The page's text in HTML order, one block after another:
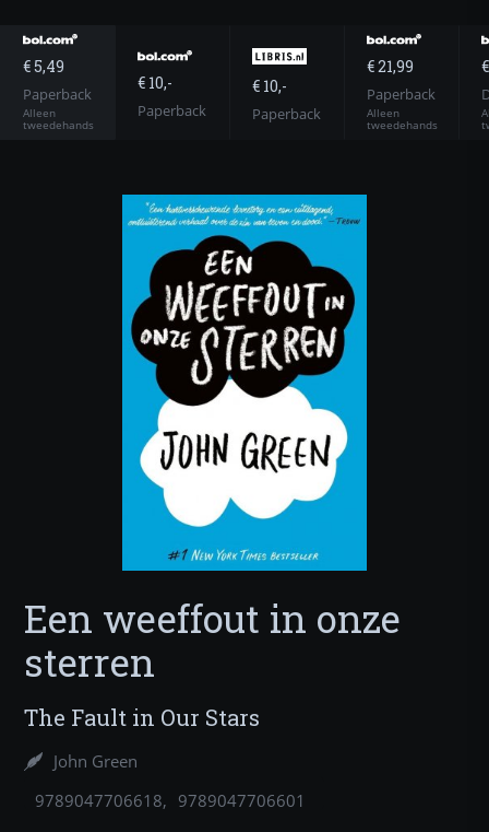
Alleen
tweedehands
€ 5,49
Paperback
€ 10,-
Paperback
€ 10,-
Paperback Alleen
tweedehands
€ 21,99
Paperback
Een weeffout in onze
sterren
The Fault in Our Stars
John Green
9789047706618
9789047706601